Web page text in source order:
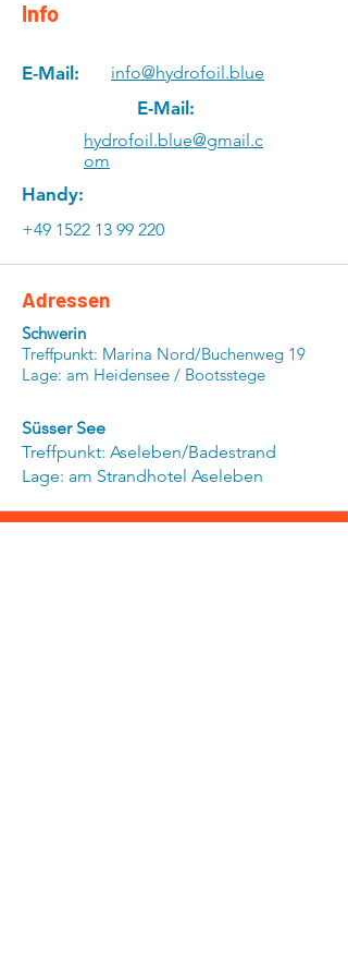
Info
E-Mail: info@hydrofoil.blue
E-Mail:
hydrofoil.blue@gmail.c
om
Handy:
+49 1522 13 99 220
Adressen
Schwerin
Treffpunkt: Marina Nord/Buchenweg 19
Lage: am Heidensee / Bootsstege
Süsser See
Treffpunkt: Aseleben/Badestrand
Lage: am Strandhotel Aseleben